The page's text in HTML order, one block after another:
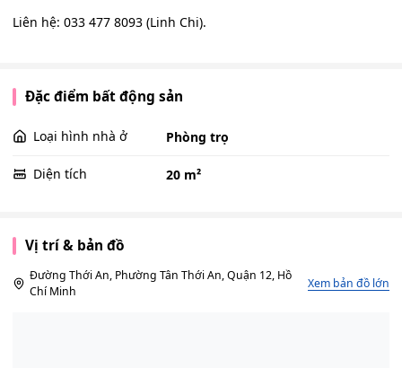
Liên hệ: 033 477 8093 (Linh Chi).
Đặc điểm bất động sản
Loại hình nhà ở Phòng trọ
Diện tích 20 m²
Vị trí & bản đồ
Đường Thới An, Phường Tân Thới An, Quận 12, Hồ
Chí Minh
Xem bản đồ lớn